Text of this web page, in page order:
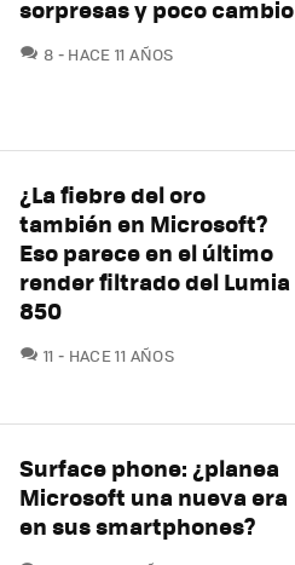
sorpresas y poco cambio
8 COMENTARIOS
HACE 11 AÑOS
¿La fiebre del oro
también en Microsoft?
Eso parece en el último
render filtrado del Lumia
850
11 COMENTARIOS
HACE 11 AÑOS
Surface phone: ¿planea
Microsoft una nueva era
en sus smartphones?